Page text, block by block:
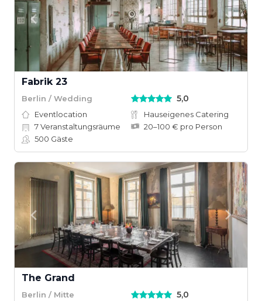
Fabrik 23
Berlin / Wedding 5,0
Eventlocation
Hauseigenes Catering
7Veranstaltungsräume
20–100 € pro Person
500 Gäste
The Grand
Berlin / Mitte 5,0